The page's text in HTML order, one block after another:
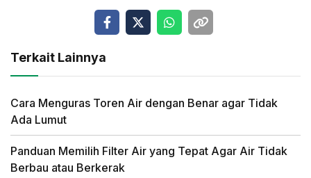
Terkait Lainnya
Cara Menguras Toren Air dengan Benar agar Tidak
Ada Lumut
Panduan Memilih Filter Air yang Tepat Agar Air Tidak
Berbau atau Berkerak